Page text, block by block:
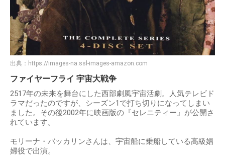
出典： https://images-na.ssl-images-amazon.com
ファイヤーフライ 宇宙大戦争
2517年の未来を舞台にした西部劇風宇宙活劇。人気テレビド
ラマだったのですが、シーズン1で打ち切りになってしまい
ました。その後2002年に映画版の『セレニティー』が公開さ
れています。
モリーナ・バッカリンさんは、宇宙船に乗船している高級娼
婦役で出演。